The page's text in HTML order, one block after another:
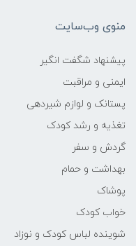
منوی وب‌سایت
پیشنهاد شگفت انگیر
ایمنی و مراقبت
پستانک و لوازم شیردهی
تغذیه و رشد کودک
گردش و سفر
بهداشت و حمام
پوشاک
خواب کودک
شوینده لباس کودک و نوزاد